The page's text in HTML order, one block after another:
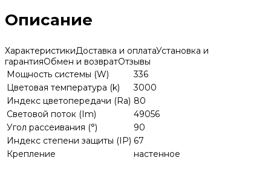
Описание
ХарактеристикиДоставка и оплатаУстановка и
гарантияОбмен и возвратОтзывы
Мощность системы (W)
336
Цветовая температура (k)
3000
Индекс цветопередачи (Ra) 80
Световой поток (Im)
49056
Угол рассеивания (°)
90
Индекс степени защиты (IP) 67
Крепление
настенное